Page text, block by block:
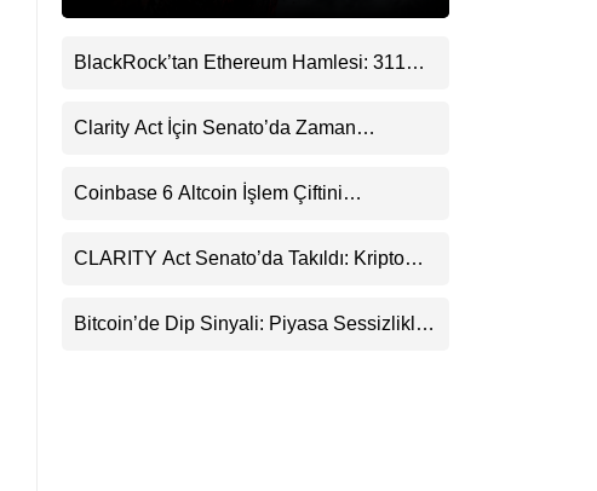
BlackRock’tan Ethereum Hamlesi: 311
Clarity Act İçin Senato’da Zaman
Coinbase 6 Altcoin İşlem Çiftini
CLARITY Act Senato’da Takıldı: Kripto
Bitcoin’de Dip Sinyali: Piyasa Sessizlikle